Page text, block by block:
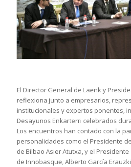
El Director General de Laenk y
reflexiona junto a empresarios,
institucionales y expertos ponentes,
Desayunos Enkarterri celebrados
Los encuentros han contado con la
personalidades como el Presidente
de Bilbao Asier Atutxa, y el
de Innobasque, Alberto García